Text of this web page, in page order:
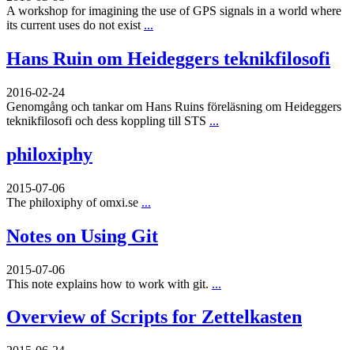
A workshop for imagining the use of GPS signals in a world where
its current uses do not exist ...
Hans Ruin om Heideggers teknikfilosofi
2016-02-24
Genomgång och tankar om Hans Ruins föreläsning om Heideggers
teknikfilosofi och dess koppling till STS ...
philoxiphy
2015-07-06
The philoxiphy of omxi.se ...
Notes on Using Git
2015-07-06
This note explains how to work with git. ...
Overview of Scripts for Zettelkasten